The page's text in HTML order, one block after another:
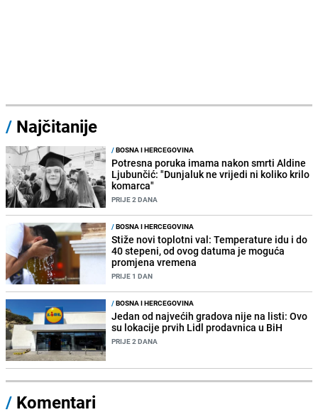
/ Najčitanije
/BOSNA I HERCEGOVINA
Potresna poruka imama nakon smrti Aldine
Ljubunčić: "Dunjaluk ne vrijedi ni koliko krilo
komarca"
PRIJE 2 DANA
/BOSNA I HERCEGOVINA
Stiže novi toplotni val: Temperature idu i do
40 stepeni, od ovog datuma je moguća
promjena vremena
PRIJE 1 DAN
/BOSNA I HERCEGOVINA
Jedan od najvećih gradova nije na listi: Ovo
su lokacije prvih Lidl prodavnica u BiH
PRIJE 2 DANA
/ Komentari